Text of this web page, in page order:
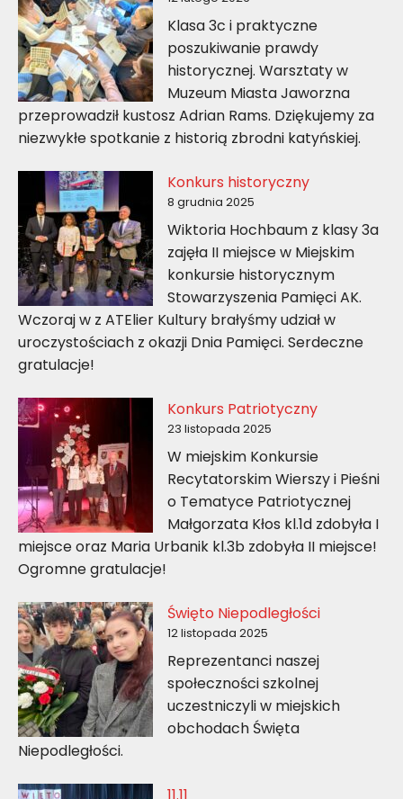
Klasa 3c i praktyczne
poszukiwanie prawdy
historycznej. Warsztaty w
Muzeum Miasta Jaworzna
przeprowadził kustosz Adrian Rams. Dziękujemy za
niezwykłe spotkanie z historią zbrodni katyńskiej.
Konkurs historyczny
8 grudnia 2025
Wiktoria Hochbaum z klasy 3a
zajęła II miejsce w Miejskim
konkursie historycznym
Stowarzyszenia Pamięci AK.
Wczoraj w z ATElier Kultury brałyśmy udział w
uroczystościach z okazji Dnia Pamięci. Serdeczne
gratulacje!
Konkurs Patriotyczny
23 listopada 2025
W miejskim Konkursie
Recytatorskim Wierszy i Pieśni
o Tematyce Patriotycznej
Małgorzata Kłos kl.1d zdobyła I
miejsce oraz Maria Urbanik kl.3b zdobyła II miejsce!
Ogromne gratulacje!
Święto Niepodległości
12 listopada 2025
Reprezentanci naszej
społeczności szkolnej
uczestniczyli w miejskich
obchodach Święta
Niepodległości.